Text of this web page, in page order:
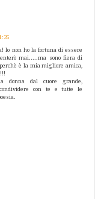
Io non ho la fortuna di essere
mai.....ma sono fiera di
è la mia migliore amica,
donna dal cuore grande,
con te e tutte le